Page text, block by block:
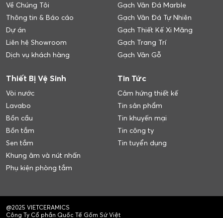
Về Chúng Tôi
Thông tin & Báo cáo
Dự án
Liên hệ Showroom
Dịch vụ khách hàng
Gạch Vân Đá Marble
Gạch Vân Đá Tự Nhiên
Gạch Thiết Kế Xi Măng
Gạch Trang Trí
Gạch Vân Gỗ
Thiết Bị Vệ Sinh
Vòi nước
Lavabo
Bồn cầu
Bồn tắm
Sen tắm
Khung âm và nút nhấn
Phụ kiện phòng tắm
Tin Tức
Cảm hứng thiết kế
Tin sản phẩm
Tin khuyến mại
Tin công ty
Tin tuyển dụng
@2025 VIETCERAMICS
Công Ty Cổ phần Quốc Tế Gốm Sứ Việt